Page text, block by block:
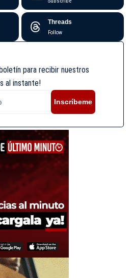
Threads
Follow
para recibir nuestros
al instante!
Inscríbeme